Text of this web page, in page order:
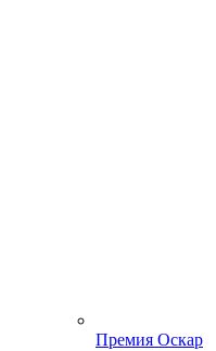
Премия Оскар